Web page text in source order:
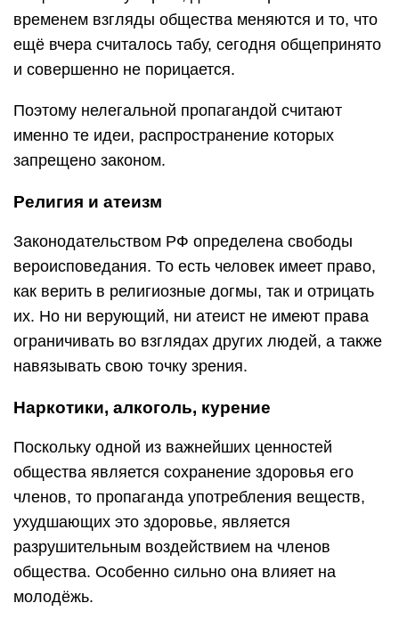
временем взгляды общества меняются и то, что
ещё вчера считалось табу, сегодня общепринято
и совершенно не порицается.
Поэтому нелегальной пропагандой считают
именно те идеи, распространение которых
запрещено законом.
Религия и атеизм
Законодательством РФ определена свободы
вероисповедания. То есть человек имеет право,
как верить в религиозные догмы, так и отрицать
их. Но ни верующий, ни атеист не имеют права
ограничивать во взглядах других людей, а также
навязывать свою точку зрения.
Наркотики, алкоголь, курение
Поскольку одной из важнейших ценностей
общества является сохранение здоровья его
членов, то пропаганда употребления веществ,
ухудшающих это здоровье, является
разрушительным воздействием на членов
общества. Особенно сильно она влияет на
молодёжь.